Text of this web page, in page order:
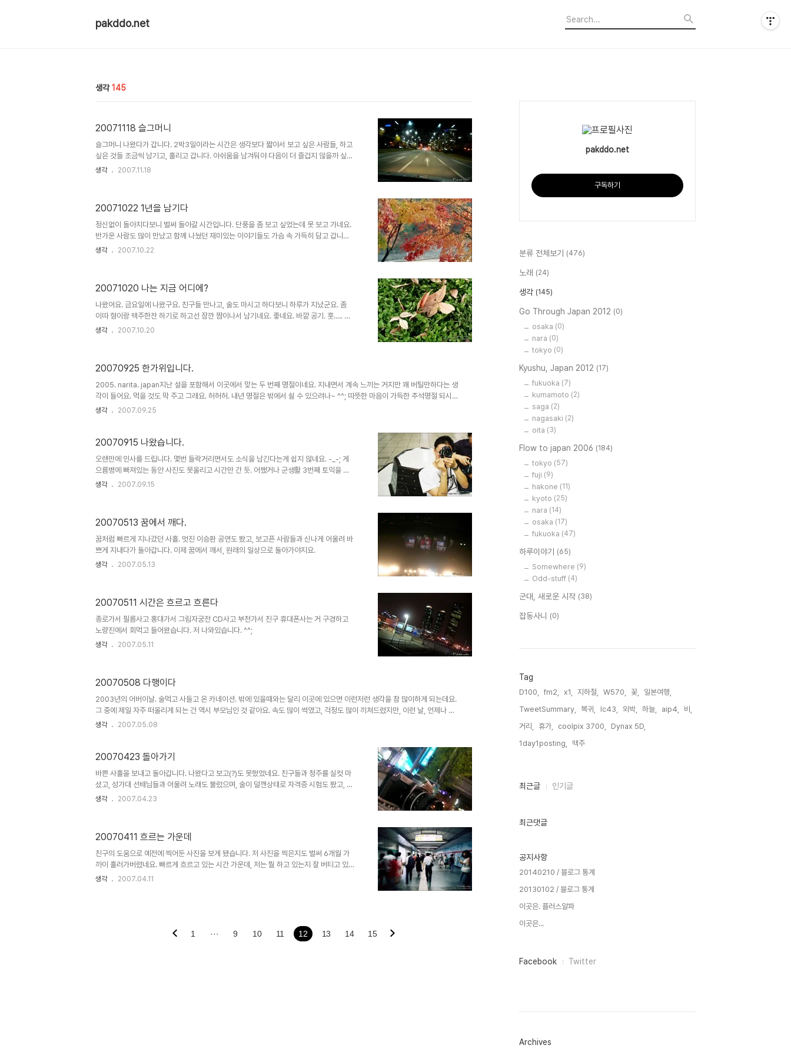
pakddo.net
생각 145
20071118 슬그머니
슬그머니 나왔다가 갑니다. 2박3일이라는 시간은 생각보다 짧아서 보고 싶은 사람들, 하고
싶은 것들 조금씩 남기고, 흘리고 갑니다. 아쉬움을 남겨둬야 다음이 더 즐겁지 않을까 싶네
요. 시간은 빠르게 흐르고 있고 벌써 한 해를 마무리할 시간이 다가오는군요. 갑자기 추워진
생각 2007.11.18
20071022 1년을 남기다
정신없이 돌아치다보니 벌써 돌아갈 시간입니다. 단풍을 좀 보고 싶었는데 못 보고 가네요.
반가운 사람도 많이 만났고 함께 나눴던 재미있는 이야기들도 가슴 속 가득히 담고 갑니다.
또 나올때까지 언제나 행복하시길. (이래봤자 금방 나옵니다만.. -_-) 재미있는 건 오늘로
생각 2007.10.22
20071020 나는 지금 어디에?
나왔어요. 금요일에 나왔구요. 친구들 만나고, 술도 마시고 하다보니 하루가 지났군요. 좀
이따 형이랑 맥주한잔 하기로 하고선 잠깐 짬이나서 남기네요. 좋네요. 바깥 공기. 훗..... 그
나저나 -_- 갑자기 너무 추워졌어요. 가을은 가을인데 뭔가 어색한 계절같아요. 다들 감기
생각 2007.10.20
20070925 한가위입니다.
2005. narita. japan지난 설을 포함해서 이곳에서 맞는 두 번째 명절이네요. 지내면서 계속 느끼는 거지만 꽤 버틸만하다는 생
각이 들어요. 먹을 것도 막 주고 그래요. 허허허. 내년 명절은 밖에서 쇨 수 있으려나~ ^^; 따뜻한 마음이 가득한 추석명절 되시길
바랍니다.
생각 2007.09.25
20070915 나왔습니다.
오랜만에 인사를 드립니다. 몇번 들락거리면서도 소식을 남긴다는게 쉽지 않네요. -_-; 게
으름병에 빠져있는 동안 사진도 못올리고 시간만 간 듯. 어쨌거나 군생활 3번째 토익을 보
기위해 나와있습니다. 내일보는 시험 좋은 결과가 있길 바라며... 친구들 보러 또 나가봅니
생각 2007.09.15
20070513 꿈에서 깨다.
꿈처럼 빠르게 지나갔던 사흘. 멋진 이승환 공연도 봤고, 보고픈 사람들과 신나게 어울려 바
쁘게 지내다가 돌아갑니다. 이제 꿈에서 깨서, 원래의 일상으로 돌아가야지요.
생각 2007.05.13
20070511 시간은 흐르고 흐른다
종로가서 필름사고 홍대가서 그림자궁전 CD사고 부천가서 친구 휴대폰사는 거 구경하고
노량진에서 회먹고 들어왔습니다. 저 나와있습니다. ^^;
생각 2007.05.11
20070508 다행이다
2003년의 어버이날. 술먹고 사들고 온 카네이션. 밖에 있을때와는 달리 이곳에 있으면 이런저런 생각을 참 많이하게 되는데요.
그 중에 제일 자주 떠올리게 되는 건 역시 부모님인 것 같아요. 속도 많이 썩였고, 걱정도 많이 끼쳐드렸지만, 이런 날, 언제나 따
뜻하게 바라봐 주셔서 감사하다고 고맙다고 꼭 말씀 드리고 싶어요. 고맙습니다. 사랑합니다. 무척 상투적인 말이긴 하지만, 그만
의 아들임에 감사합니다. 당신의 아들일 수 있어서 다행이에요. 한편.. 어..
생각 2007.05.08
20070423 돌아가기
바쁜 사흘을 보내고 돌아갑니다. 나왔다고 보고(?)도 못했었네요. 친구들과 청주를 실컷 마
셨고, 성가대 선배님들과 어울려 노래도 불렀으며, 술이 덜깬상태로 자격증 시험도 봤고, 배
부를때까지 맥주를 마셨습니다. 사진도 좀 찍었고 반가운 얼굴들도 많이 봤습니다. 그래도
생각 2007.04.23
20070411 흐르는 가운데
친구의 도움으로 예전에 찍어둔 사진을 보게 됐습니다. 저 사진을 찍은지도 벌써 6개월 가
까이 흘러가버렸네요. 빠르게 흐르고 있는 시간 가운데, 저는 뭘 하고 있는지 잘 버티고 있
는건지 의문을 던져봅니다. ^^ 조금씩 혼자만의 시간을 늘려나가고, 공부도 하고 책도 볼 수
생각 2007.04.11
1 ··· 9 10 11 12 13 14 15
pakddo.net
구독하기
분류 전체보기 (476)
노래 (24)
생각 (145)
Go Through Japan 2012 (0)
osaka (0)
nara (0)
tokyo (0)
Kyushu, Japan 2012 (17)
fukuoka (7)
kumamoto (2)
saga (2)
nagasaki (2)
oita (3)
Flow to japan 2006 (184)
tokyo (57)
fuji (9)
hakone (11)
kyoto (25)
nara (14)
osaka (17)
fukuoka (47)
하루이야기 (65)
Somewhere (9)
Odd-stuff (4)
군대, 새로운 시작 (38)
잡동사니 (0)
Tag
D100, fm2, x1, 지하철, W570, 꽃,
일본여행,
TweetSummary,
복귀, lc43, 외박, 하늘, aip4,
비,
거리,
휴가, coolpix 3700,
Dynax 5D,
1day1posting,
맥주,
최
인
최근글 인기글
최근댓글
공지사항
20140210 / 블로그 통계
20130102 / 블로그 통계
이곳은. 플러스알파
이곳은...
페
그
Facebook Twitter
Archives